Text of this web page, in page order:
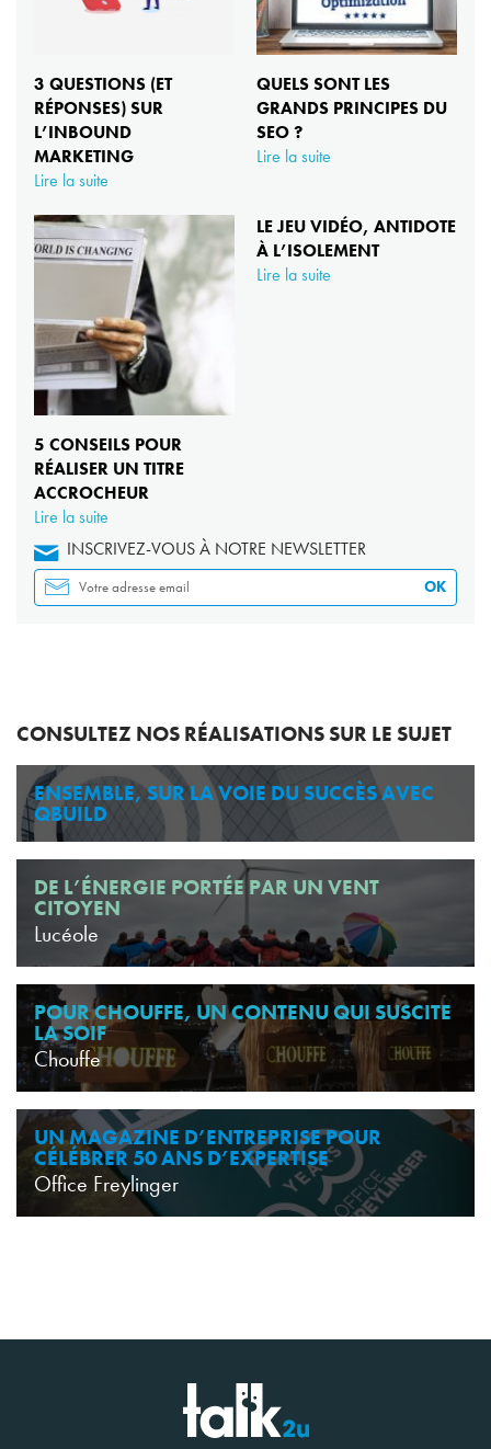
3 QUESTIONS (ET
RÉPONSES) SUR
L’INBOUND
MARKETING
Lire la suite
QUELS SONT LES
GRANDS PRINCIPES DU
SEO ?
Lire la suite
5 CONSEILS POUR
RÉALISER UN TITRE
ACCROCHEUR
Lire la suite
LE JEU VIDÉO, ANTIDOTE
À L’ISOLEMENT
Lire la suite
INSCRIVEZ-VOUS À NOTRE NEWSLETTER
OK
CONSULTEZ NOS RÉALISATIONS SUR LE SUJET
ENSEMBLE, SUR LA VOIE DU SUCCÈS AVEC
QBUILD
DE L’ÉNERGIE PORTÉE PAR UN VENT
CITOYEN
Lucéole
POUR CHOUFFE, UN CONTENU QUI SUSCITE
LA SOIF
Chouffe
UN MAGAZINE D’ENTREPRISE POUR
CÉLÉBRER 50 ANS D’EXPERTISE
Office Freylinger